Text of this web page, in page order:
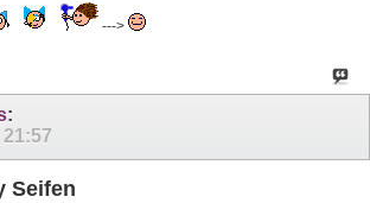
--->
:
21:57
Seifen